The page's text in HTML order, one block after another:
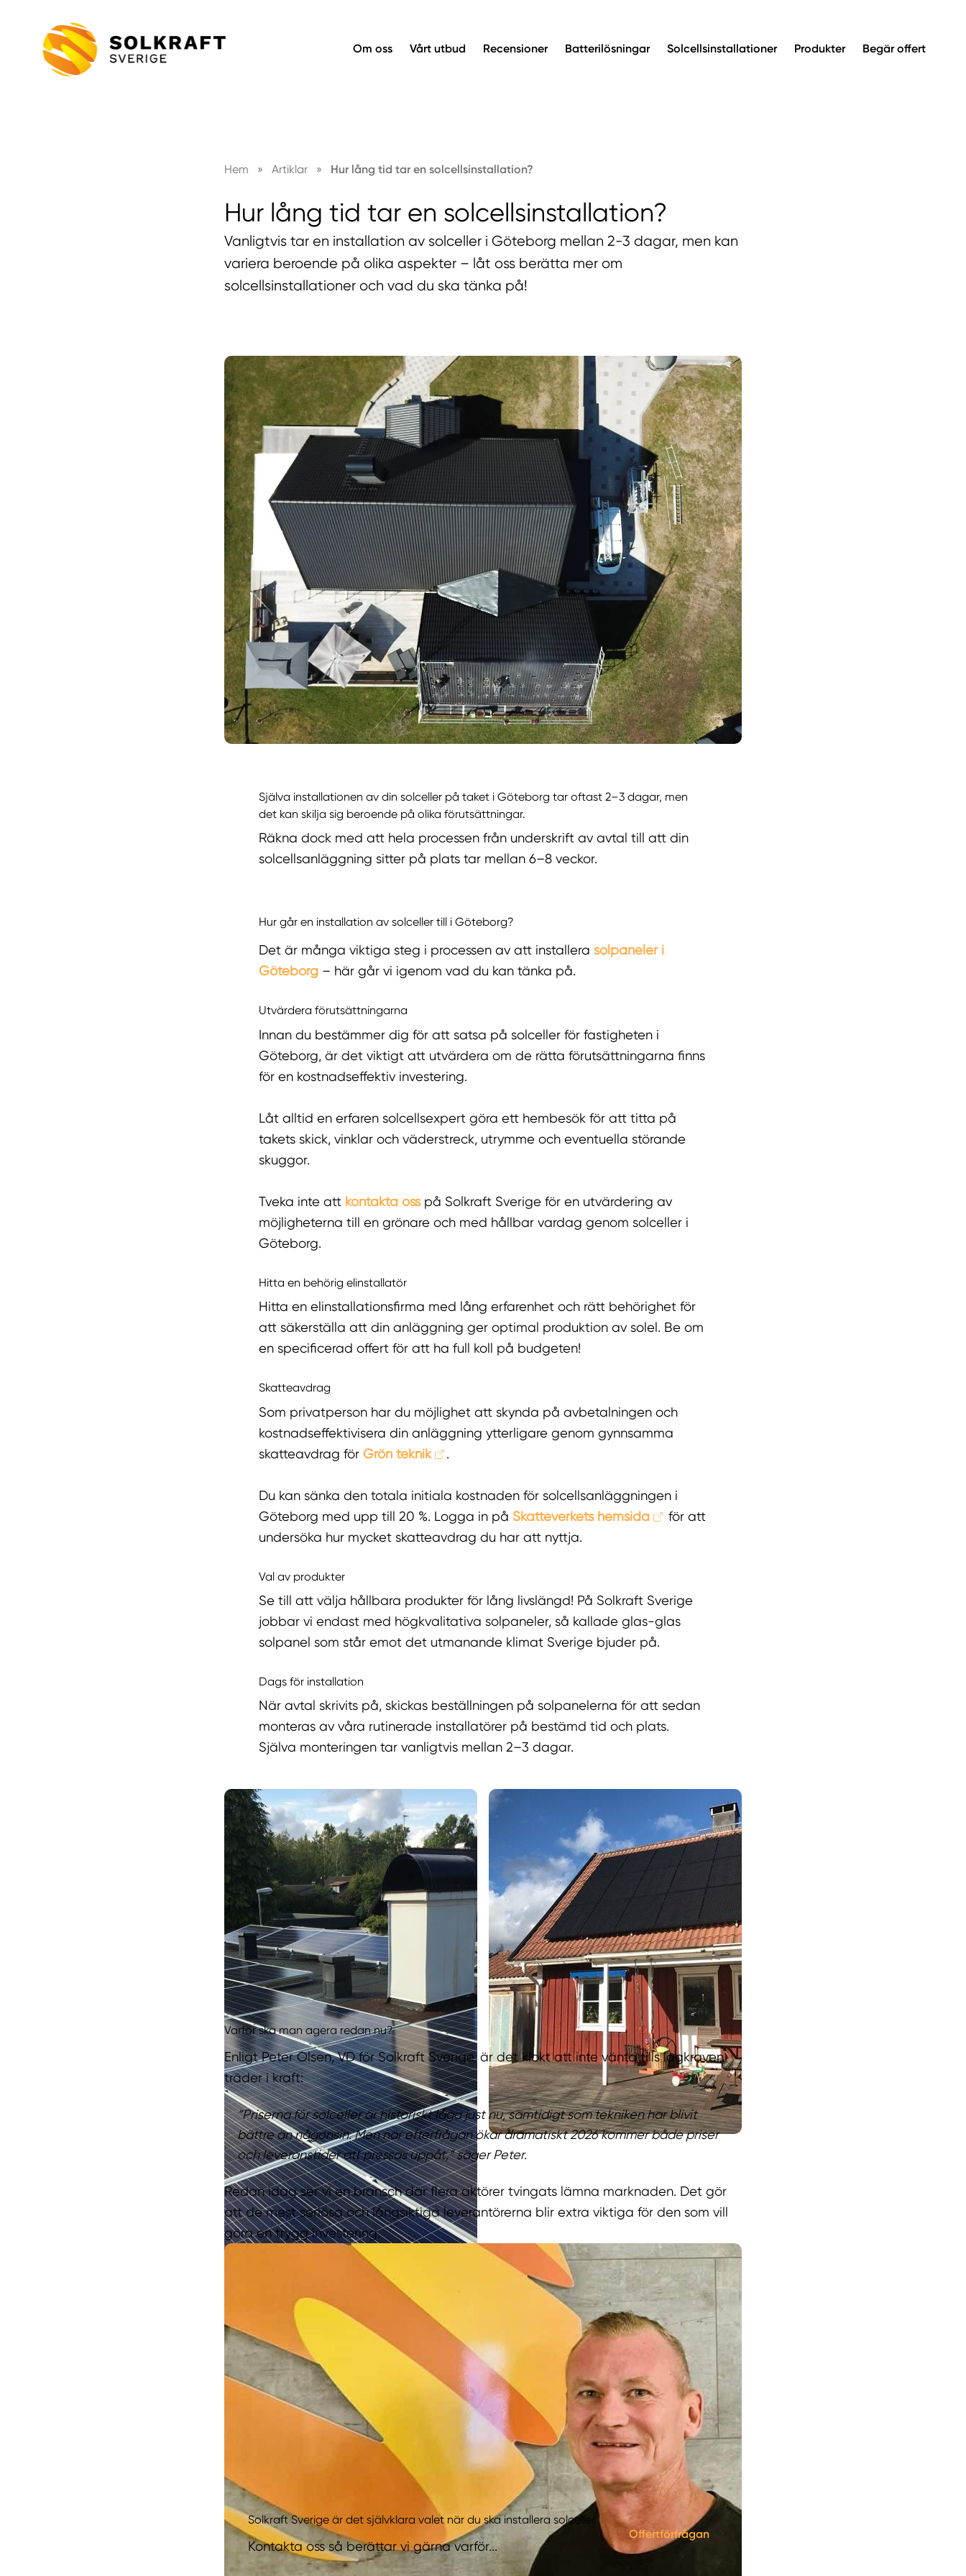
Om oss Vårt utbud Recensioner Batterilösningar Solcellsinstallationer Produkter Begär offert
Hem » Artiklar » Hur lång tid tar en solcellsinstallation?
Hur lång tid tar en solcellsinstallation?
Vanligtvis tar en installation av solceller i Göteborg mellan 2-3 dagar, men kan
variera beroende på olika aspekter – låt oss berätta mer om
solcellsinstallationer och vad du ska tänka på!
Själva installationen av din solceller på taket i Göteborg tar oftast 2–3 dagar, men
det kan skilja sig beroende på olika förutsättningar.
Räkna dock med att hela processen från underskrift av avtal till att din
solcellsanläggning sitter på plats tar mellan 6–8 veckor.
Hur går en installation av solceller till i Göteborg?
Det är många viktiga steg i processen av att installera solpaneler i
Göteborg – här går vi igenom vad du kan tänka på.
Utvärdera förutsättningarna
Innan du bestämmer dig för att satsa på solceller för fastigheten i
Göteborg, är det viktigt att utvärdera om de rätta förutsättningarna finns
för en kostnadseffektiv investering.
Låt alltid en erfaren solcellsexpert göra ett hembesök för att titta på
takets skick, vinklar och väderstreck, utrymme och eventuella störande
skuggor.
Tveka inte att kontakta osspå Solkraft Sverige för en utvärdering av
möjligheterna till en grönare och med hållbar vardag genom solceller i
Göteborg.
Hitta en behörig elinstallatör
Hitta en elinstallationsfirma med lång erfarenhet och rätt behörighet för
att säkerställa att din anläggning ger optimal produktion av solel. Be om
en specificerad offert för att ha full koll på budgeten!
Skatteavdrag
Som privatperson har du möjlighet att skynda på avbetalningen och
kostnadseffektivisera din anläggning ytterligare genom gynnsamma
skatteavdrag för Grön teknik .
Du kan sänka den totala initiala kostnaden för solcellsanläggningen i
Göteborg med upp till 20 %. Logga in på Skatteverkets hemsida
för att
undersöka hur mycket skatteavdrag du har att nyttja.
Val av produkter
Se till att välja hållbara produkter för lång livslängd! På Solkraft Sverige
jobbar vi endast med högkvalitativa solpaneler, så kallade glas-glas
solpanel som står emot det utmanande klimat Sverige bjuder på.
Dags för installation
När avtal skrivits på, skickas beställningen på solpanelerna för att sedan
monteras av våra rutinerade installatörer på bestämd tid och plats.
Själva monteringen tar vanligtvis mellan 2–3 dagar.
Varför ska man agera redan nu?
Enligt Peter Olsen, VD för Solkraft Sverige, är det klokt att inte vänta tills lagkraven
träder i kraft:
”Priserna för solceller är historiskt låga just nu, samtidigt som tekniken har blivit
bättre än någonsin. Men när efterfrågan ökar dramatiskt 2026 kommer både priser
och leveranstider att pressas uppåt,”säger Peter.
Redan idag ser vi en bransch där flera aktörer tvingats lämna marknaden. Det gör
att de mest seriösa och långsiktiga leverantörerna blir extra viktiga för den som vill
göra en trygg investering.
Solkraft Sverige är det självklara valet när du ska installera solceller
Kontakta oss så berättar vi gärna varför...
Offertförfrågan